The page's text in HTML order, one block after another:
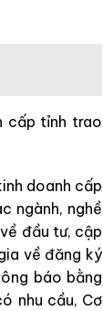
cấp tỉnh trao
doanh cấp
ngành, nghề
đầu tư, cập
về đăng ký
báo bằng
nhu cầu, Cơ